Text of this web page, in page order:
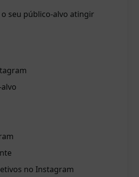
seu público-alvo atingir
no Instagram